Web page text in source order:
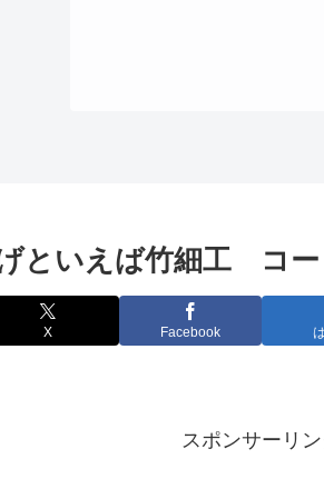
といえば竹細工 コ
X Facebook
スポンサーリン